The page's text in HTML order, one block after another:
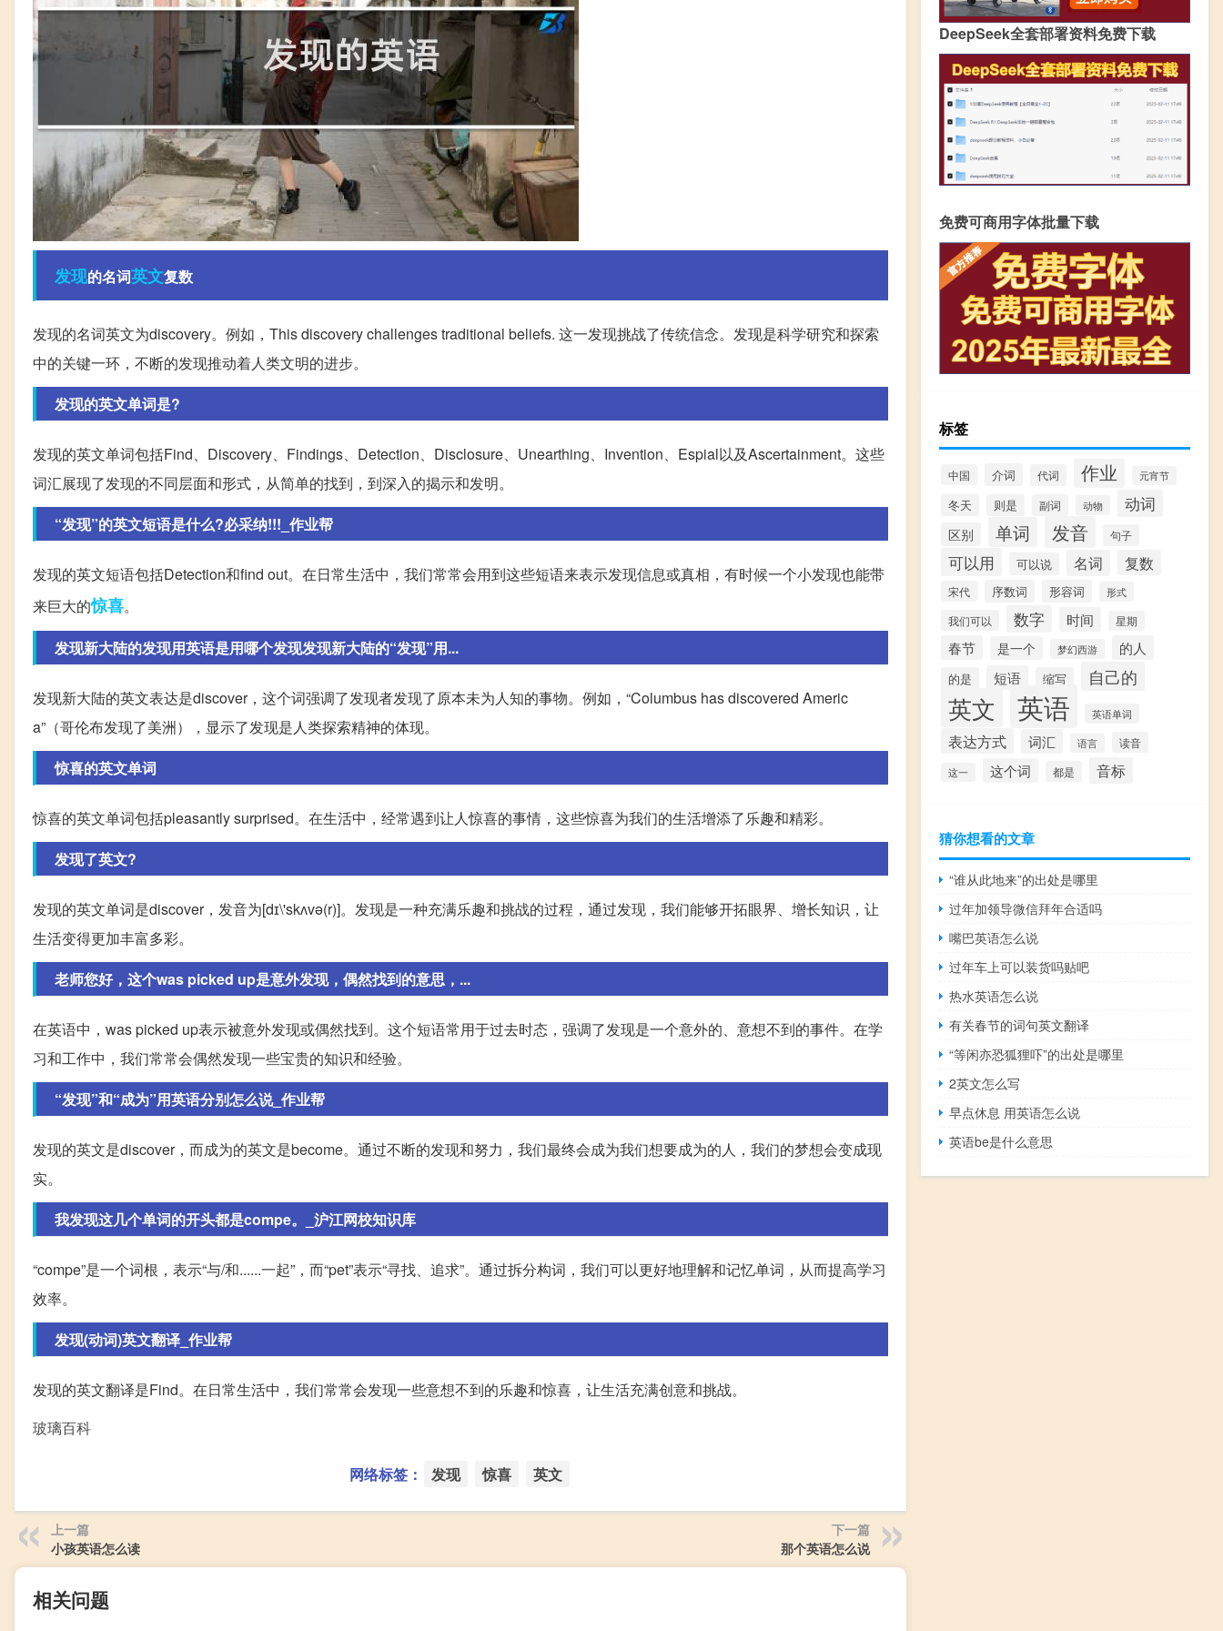
发现的名词英文复数
发现的名词英文为discovery。例如，This discovery challenges traditional beliefs. 这一发现挑战了传统信念。发现是科学研究和探索
中的关键一环，不断的发现推动着人类文明的进步。
发现的英文单词是?
发现的英文单词包括Find、Discovery、Findings、Detection、Disclosure、Unearthing、Invention、Espial以及Ascertainment。这些
词汇展现了发现的不同层面和形式，从简单的找到，到深入的揭示和发明。
“发现”的英文短语是什么?必采纳!!!_作业帮
发现的英文短语包括Detection和find out。在日常生活中，我们常常会用到这些短语来表示发现信息或真相，有时候一个小发现也能带
来巨大的惊喜。
发现新大陆的发现用英语是用哪个发现发现新大陆的“发现”用...
发现新大陆的英文表达是discover，这个词强调了发现者发现了原本未为人知的事物。例如，“Columbus has discovered Americ
a”（哥伦布发现了美洲），显示了发现是人类探索精神的体现。
惊喜的英文单词
惊喜的英文单词包括pleasantly surprised。在生活中，经常遇到让人惊喜的事情，这些惊喜为我们的生活增添了乐趣和精彩。
发现了英文?
发现的英文单词是discover，发音为[dɪ\'skʌvə(r)]。发现是一种充满乐趣和挑战的过程，通过发现，我们能够开拓眼界、增长知识，让
生活变得更加丰富多彩。
老师您好，这个was picked up是意外发现，偶然找到的意思，...
在英语中，was picked up表示被意外发现或偶然找到。这个短语常用于过去时态，强调了发现是一个意外的、意想不到的事件。在学
习和工作中，我们常常会偶然发现一些宝贵的知识和经验。
“发现”和“成为”用英语分别怎么说_作业帮
发现的英文是discover，而成为的英文是become。通过不断的发现和努力，我们最终会成为我们想要成为的人，我们的梦想会变成现
实。
我发现这几个单词的开头都是compe。_沪江网校知识库
“compe”是一个词根，表示“与/和......一起”，而“pet”表示“寻找、追求”。通过拆分构词，我们可以更好地理解和记忆单词，从而提高学习
效率。
发现(动词)英文翻译_作业帮
发现的英文翻译是Find。在日常生活中，我们常常会发现一些意想不到的乐趣和惊喜，让生活充满创意和挑战。
玻璃百科
网络标签： 发现 惊喜 英文
上一篇
小孩英语怎么读
下一篇
那个英语怎么说
相关问题
DeepSeek全套部署资料免费下载
免费可商用字体批量下载
标签
中国 介词 代词 作业 元宵节
冬天 则是 副词 动物 动词
区别 单词 发音 句子
可以用 可以说 名词 复数
宋代 序数词 形容词 形式
我们可以 数字 时间 星期
春节 是一个 梦幻西游 的人
的是 短语 缩写 自己的
英文 英语 英语单词
表达方式 词汇 语言 读音
这一 这个词 都是 音标
猜你想看的文章
“谁从此地来”的出处是哪里
过年加领导微信拜年合适吗
嘴巴英语怎么说
过年车上可以装货吗贴吧
热水英语怎么说
有关春节的词句英文翻译
“等闲亦恐狐狸吓”的出处是哪里
2英文怎么写
早点休息 用英语怎么说
英语be是什么意思